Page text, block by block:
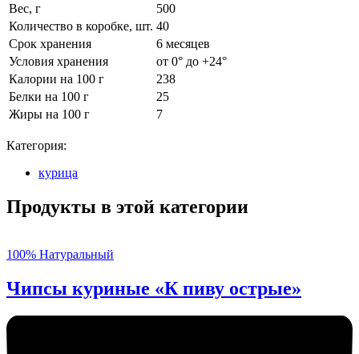
Вес, г
500
Количество в коробке, шт. 40
Срок хранения
6 месяцев
Условия хранения
от 0° до +24°
Калории на 100 г
238
Белки на 100 г
25
Жиры на 100 г
7
Категория:
курица
Продукты в этой категории
100% Натуральный
Чипсы куриные «К пиву острые»